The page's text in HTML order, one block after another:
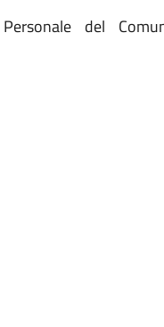
del